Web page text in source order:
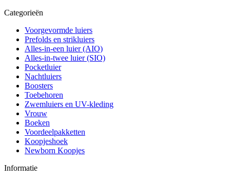
Categorieën
Voorgevormde luiers
Prefolds en strikluiers
Alles-in-een luier (AIO)
Alles-in-twee luier (SIO)
Pocketluier
Nachtluiers
Boosters
Toebehoren
Zwemluiers en UV-kleding
Vrouw
Boeken
Voordeelpakketten
Koopjeshoek
Newborn Koopjes
Informatie